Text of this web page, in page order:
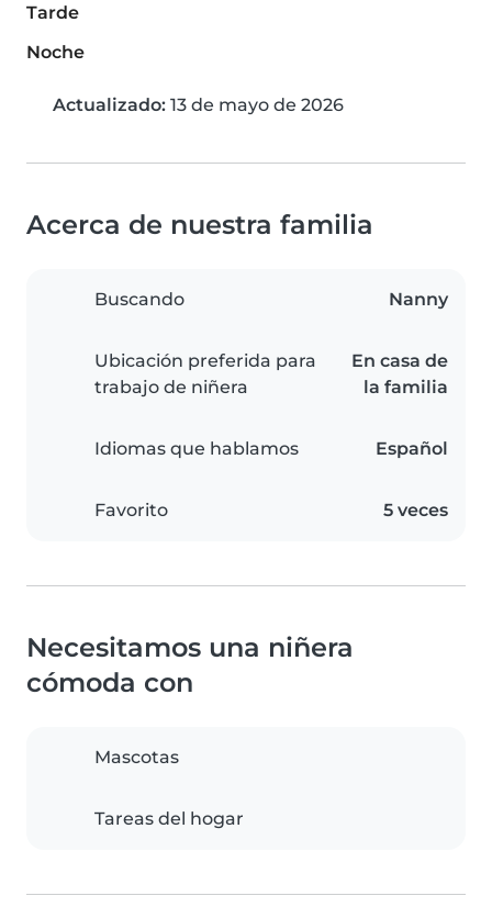
Tarde
Noche
Actualizado: 13 de mayo de 2026
Acerca de nuestra familia
Buscando Nanny
Ubicación preferida para
trabajo de niñera
En casa de
la familia
Idiomas que hablamos Español
Favorito 5 veces
Necesitamos una niñera
cómoda con
Mascotas
Tareas del hogar